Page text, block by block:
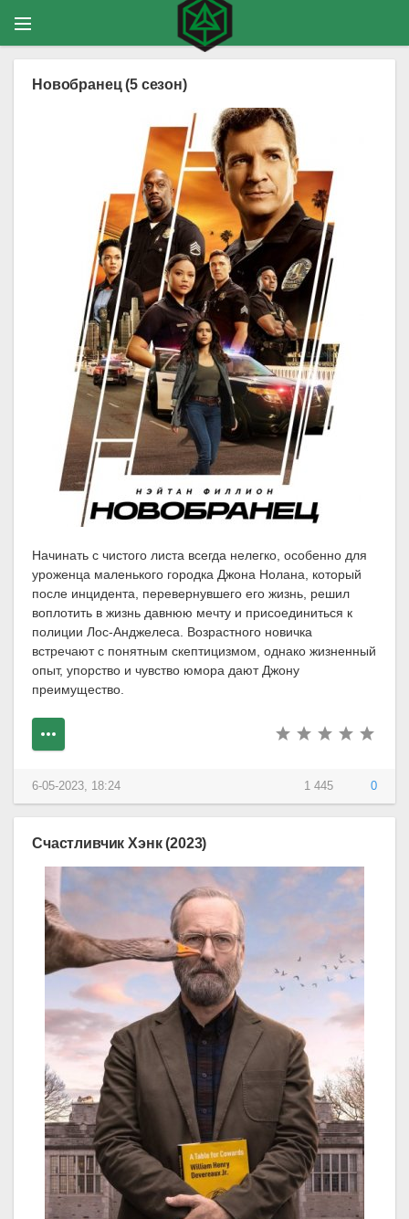
Новобранец (5 сезон)
Начинать с чистого листа всегда нелегко, особенно для
уроженца маленького городка Джона Нолана, который
после инцидента, перевернувшего его жизнь, решил
воплотить в жизнь давнюю мечту и присоединиться к
полиции Лос-Анджелеса. Возрастного новичка
встречают с понятным скептицизмом, однако жизненный
опыт, упорство и чувство юмора дают Джону
преимущество.
1 445 0
6-05-2023, 18:24
Счастливчик Хэнк (2023)